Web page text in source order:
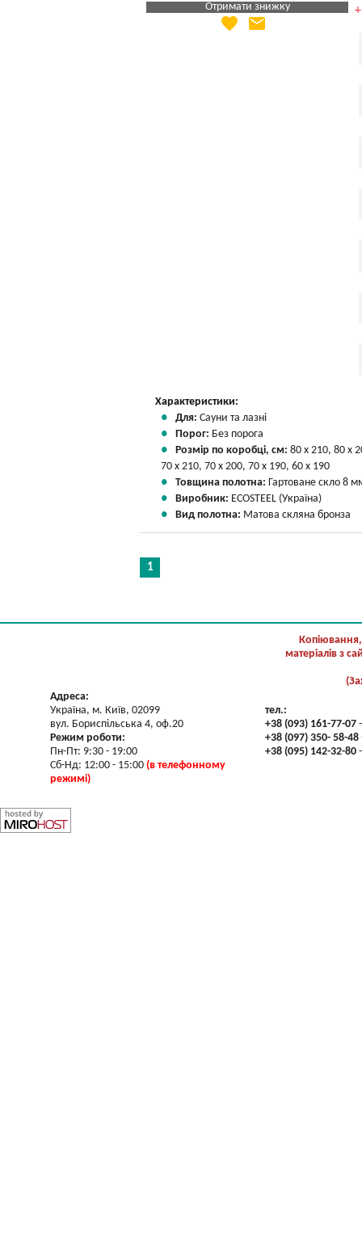
Отримати знижку
Яка Ваша ціна
favorite email
Характеристики:
Для: Сауни та лазні
Порог: Без порога
Розмір по коробці, см: 80 х 210, 80 х
70 х 210, 70 х 200, 70 х 190, 60 х 190
Товщина полотна: Гартоване скло 8
Виробник: ECOSTEEL (Україна)
Вид полотна: Матова скляна бронза
1
матеріалів з
Адреса:
Україна, м. Київ, 02099
вул. Бориспільська 4, оф.20
Режим роботи:
Пн-Пт: 9:30 - 19:00
Сб-Нд: 12:00 - 15:00 (в телефонному
режимі)
тел.:
+38 (093) 161-77-07
+38 (097) 350- 58-48
+38 (095) 142-32-80